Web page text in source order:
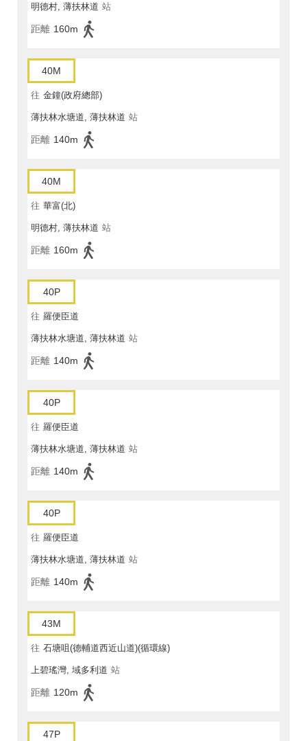
明德村, 薄扶林道 站
距離 160m
40M
往 金鐘(政府總部)
薄扶林水塘道, 薄扶林道 站
距離 140m
40M
往 華富(北)
明德村, 薄扶林道 站
距離 160m
40P
往 羅便臣道
薄扶林水塘道, 薄扶林道 站
距離 140m
40P
往 羅便臣道
薄扶林水塘道, 薄扶林道 站
距離 140m
40P
往 羅便臣道
薄扶林水塘道, 薄扶林道 站
距離 140m
43M
往 石塘咀(德輔道西近山道)(循環線)
上碧瑤灣, 域多利道 站
距離 120m
47P